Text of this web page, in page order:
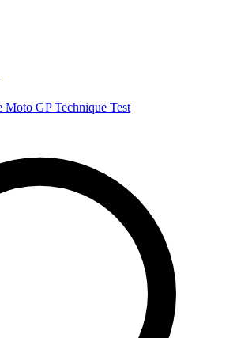
Moto GPTechnique Test